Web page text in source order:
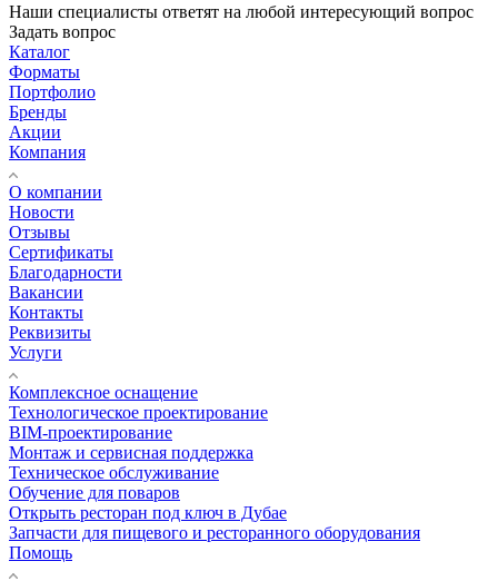
Наши специалисты ответят на любой интересующий вопрос
Задать вопрос
Каталог
Форматы
Портфолио
Бренды
Акции
Компания
О компании
Новости
Отзывы
Сертификаты
Благодарности
Вакансии
Контакты
Реквизиты
Услуги
Комплексное оснащение
Технологическое проектирование
BIM-проектирование
Монтаж и сервисная поддержка
Техническое обслуживание
Обучение для поваров
Открыть ресторан под ключ в Дубае
Запчасти для пищевого и ресторанного оборудования
Помощь